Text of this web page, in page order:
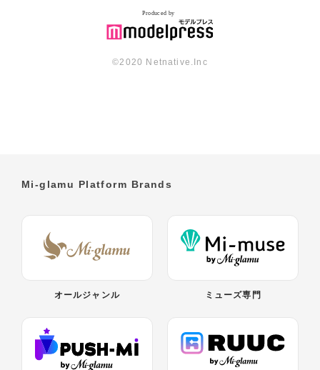
©︎2020 Netnative.Inc
Mi-glamu Platform Brands
オールジャンル ミューズ専門